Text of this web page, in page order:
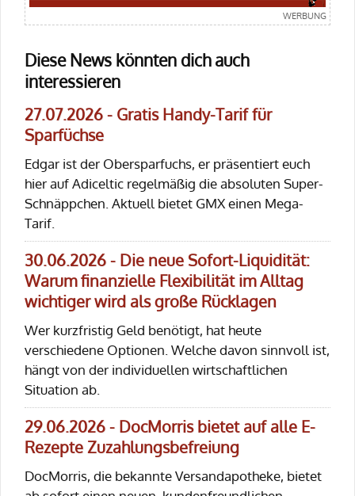
Diese News könnten dich auch
interessieren
27.07.2026 - Gratis Handy-Tarif für
Sparfüchse
Edgar ist der Obersparfuchs, er präsentiert euch
hier auf Adiceltic regelmäßig die absoluten Super-
Schnäppchen. Aktuell bietet GMX einen Mega-
Tarif.
30.06.2026 - Die neue Sofort-Liquidität:
Warum finanzielle Flexibilität im Alltag
wichtiger wird als große Rücklagen
Wer kurzfristig Geld benötigt, hat heute
verschiedene Optionen. Welche davon sinnvoll ist,
hängt von der individuellen wirtschaftlichen
Situation ab.
29.06.2026 - DocMorris bietet auf alle E-
Rezepte Zuzahlungsbefreiung
DocMorris, die bekannte Versandapotheke, bietet